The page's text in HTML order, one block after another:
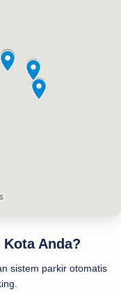
Anda?
sistem parkir otomatis